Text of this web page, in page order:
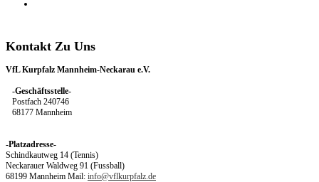
Kontakt Zu Uns
VfL Kurpfalz Mannheim-Neckarau e.V.
-Geschäftsstelle-
Postfach 240746
68177 Mannheim
-Platzadresse-
Schindkautweg 14 (Tennis)
Neckarauer Waldweg 91 (Fussball)
68199 Mannheim Mail: info@vflkurpfalz.de